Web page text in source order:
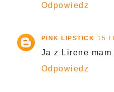
Odpowiedz
PINK LIPSTICK 15
Ja z Lirene mam
Odpowiedz